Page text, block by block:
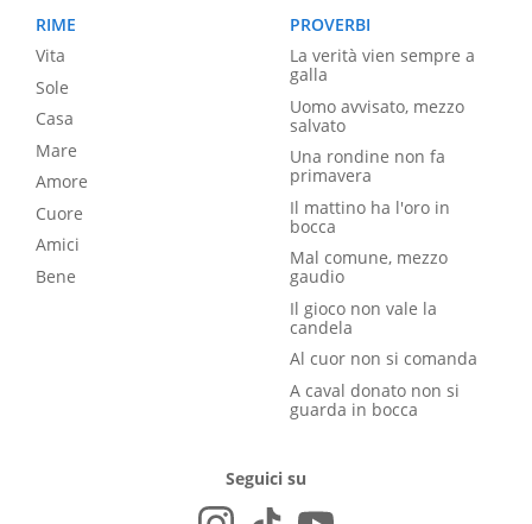
RIME
Vita
Sole
Casa
Mare
Amore
Cuore
Amici
Bene
PROVERBI
La verità vien sempre a
galla
Uomo avvisato, mezzo
salvato
Una rondine non fa
primavera
Il mattino ha l'oro in
bocca
Mal comune, mezzo
gaudio
Il gioco non vale la
candela
Al cuor non si comanda
A caval donato non si
guarda in bocca
Seguici su